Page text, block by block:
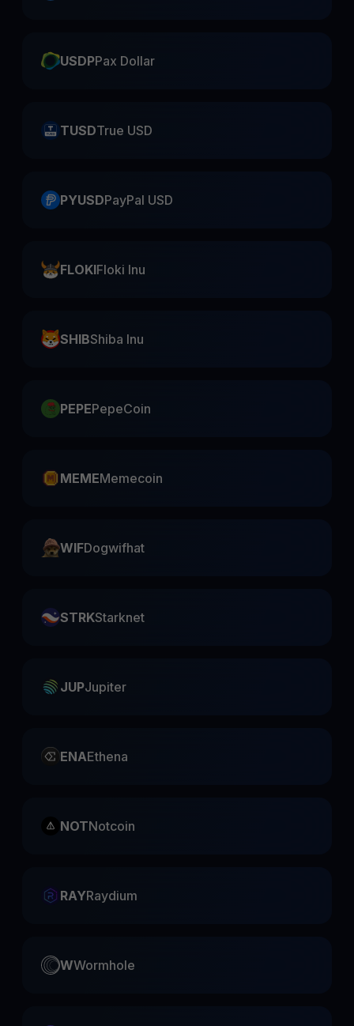
USDPPax Dollar
TUSDTrue USD
PYUSDPayPal USD
FLOKIFloki Inu
SHIBShiba Inu
PEPEPepeCoin
MEMEMemecoin
WIFDogwifhat
STRKStarknet
JUPJupiter
ENAEthena
NOTNotcoin
RAYRaydium
WWormhole